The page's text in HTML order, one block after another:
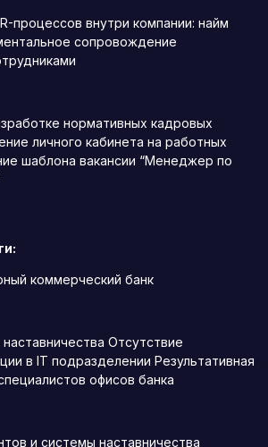
процессов внутри компании: найм
сопровождение
нормативных кадровых
личного кабинета на работных
шаблона вакансии “Менеджер по
коммерческий банк
Отсутствие
в IT подразделении Результативная
офисов банка
и системы наставничества